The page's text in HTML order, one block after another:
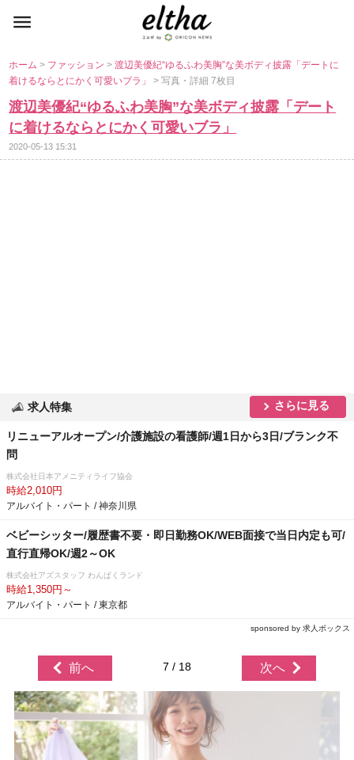
ホーム> ファッション>渡辺美優紀“ゆるふわ美胸”な美ボディ披露「デートに
着けるならとにかく可愛いブラ」> 写真・詳細 7枚目
渡辺美優紀“ゆるふわ美胸”な美ボディ披露「デート
に着けるならとにかく可愛いブラ」
2020-05-13 15:31
求人特集 さらに見る
リニューアルオープン/介護施設の看護師/週1日から3日/ブランク不
問
株式会社日本アメニティライフ協会
時給2,010円
アルバイト・パート / 神奈川県
ベビーシッター/履歴書不要・即日勤務OK/WEB面接で当日内定も可/
直行直帰OK/週2～OK
株式会社アズスタッフ わんぱくランド
時給1,350円～
アルバイト・パート / 東京都
sponsored by 求人ボックス
前へ 7 / 18 次へ